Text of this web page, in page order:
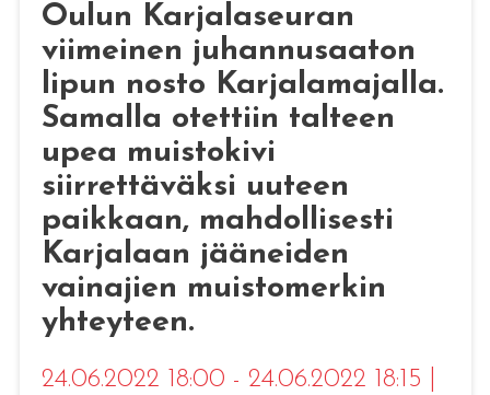
Oulun Karjalaseuran
viimeinen juhannusaaton
lipun nosto Karjalamajalla.
Samalla otettiin talteen
upea muistokivi
siirrettäväksi uuteen
paikkaan, mahdollisesti
Karjalaan jääneiden
vainajien muistomerkin
yhteyteen.
24.06.2022 18:00 - 24.06.2022 18:15